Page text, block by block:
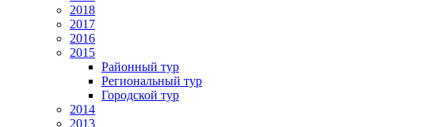
2018
2017
2016
2015
Районный тур
Региональный тур
Городской тур
2014
2013